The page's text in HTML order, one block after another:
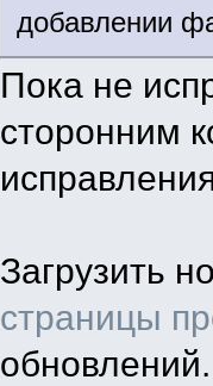
добавлении
Пока не
сторонним
Загрузить
страницы
обновлений.